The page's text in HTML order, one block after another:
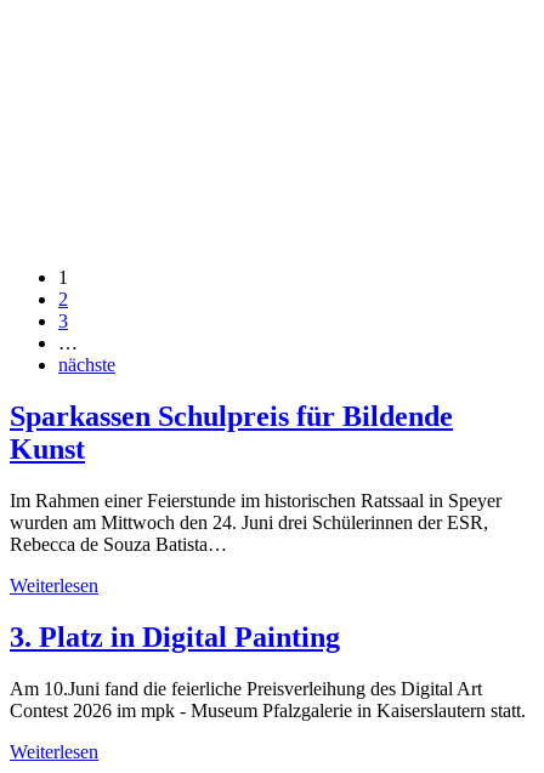
1
2
3
…
nächste
Sparkassen Schulpreis für Bildende
Kunst
Im Rahmen einer Feierstunde im historischen Ratssaal in Speyer
wurden am Mittwoch den 24. Juni drei Schülerinnen der ESR,
Rebecca de Souza Batista…
Weiterlesen
3. Platz in Digital Painting
Am 10.Juni fand die feierliche Preisverleihung des Digital Art
Contest 2026 im mpk - Museum Pfalzgalerie in Kaiserslautern statt.
Weiterlesen